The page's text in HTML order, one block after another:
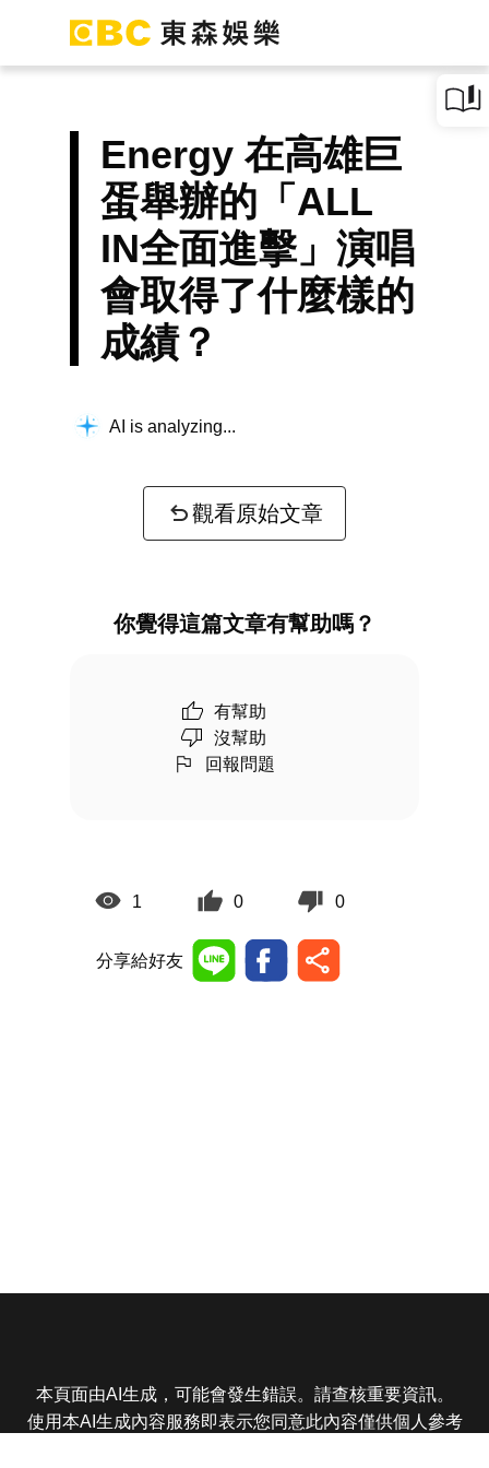
Energy 在高雄巨
蛋舉辦的「ALL
IN全面進擊」演唱
會取得了什麼樣的
成績？
AI is analyzing...
觀看原始文章
你覺得這篇文章有幫助嗎？
有幫助
沒幫助
回報問題
1 0 0
分享給好友
本頁面由AI生成，可能會發生錯誤。請查核重要資訊。
使用本AI生成內容服務即表示您同意此內容僅供個人參考